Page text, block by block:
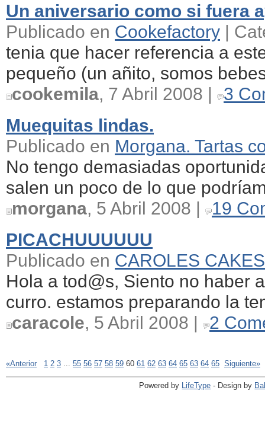
Un aniversario como si fuera
Publicado en Cookefactory |
tenia que hacer referencia a
pequeño (un añito, somos
cookemila, 7 Abril 2008 |
3
Muequitas lindas.
Publicado en Morgana. Tartas
No tengo demasiadas
salen un poco de lo que
morgana, 5 Abril 2008 |
19
PICACHUUUUUU
Publicado en CAROLES CAKES
Hola a tod@s, Siento no haber
curro. estamos preparando la
caracole, 5 Abril 2008 | 2
«Anterior 1 2 3 ... 55 56 57 58 59 60 61 62 63 64 65 63 64 65 Siguiente»
Powered by LifeType - Design by